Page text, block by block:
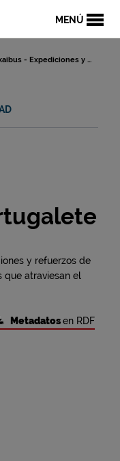
MENÚ
- Expediciones y ...
y refuerzos de
que atraviesan el
Metadatosen RDF